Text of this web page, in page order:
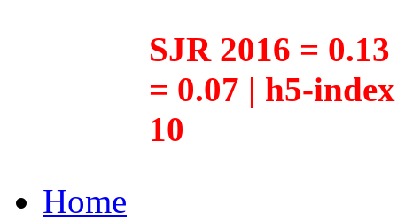
SJR 2016 =
= 0.07 | h5-
10
Home